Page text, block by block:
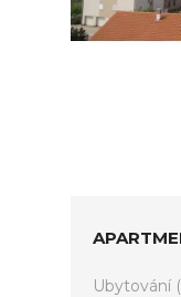
Ubytování